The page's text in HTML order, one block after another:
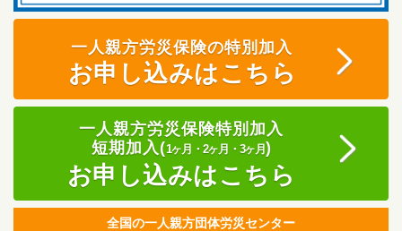
一人親方労災保険の特別加入
お申し込みはこちら
一人親方労災保険特別加入
短期加入(1ヶ月・2ヶ月・3ヶ月)
お申し込みはこちら
全国の一人親方団体労災センター